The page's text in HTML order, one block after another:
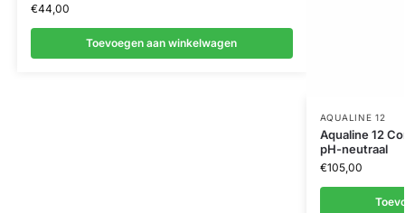
€44,00
Toevoegen aan winkelwagen
AQUALINE 12
Aqualine 12
pH-neutraal
€105,00